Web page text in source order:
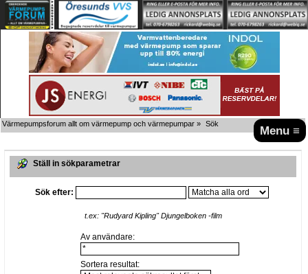
Menu ≡
Värmepumpsforum allt om värmepump och värmepumpar » Sök
Ställ in sökparametrar
Sök efter:
t.ex:"Rudyard Kipling" Djungelboken -film
Av användare:
Sortera resultat: